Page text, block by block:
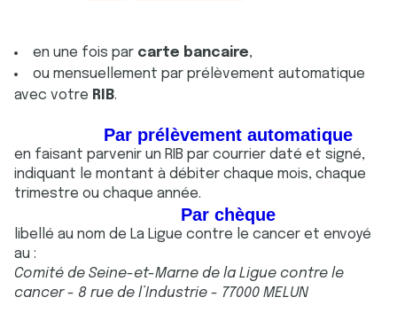
en une fois par carte bancaire,
ou mensuellement par prélèvement automatique
avec votre RIB.
Par prélèvement automatique
en faisant parvenir un RIB par courrier daté et signé,
indiquant le montant à débiter chaque mois, chaque
trimestre ou chaque année.
Par chèque
libellé au nom de La Ligue contre le cancer et envoyé
au :
Comité de Seine-et-Marne de la Ligue contre le
cancer - 8 rue de l’Industrie - 77000 MELUN